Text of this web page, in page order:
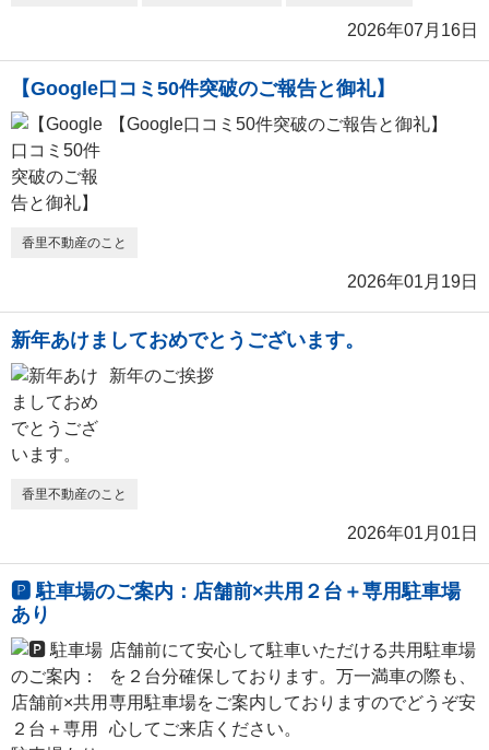
2026年07月16日
【Google口コミ50件突破のご報告と御礼】
【Google口コミ50件突破のご報告と御礼】
香里不動産のこと
2026年01月19日
新年あけましておめでとうございます。
新年のご挨拶
香里不動産のこと
2026年01月01日
🅿️ 駐車場のご案内：店舗前×共用２台＋専用駐車場
あり
店舗前にて安心して駐車いただける共用駐車場
を２台分確保しております。万一満車の際も、
専用駐車場をご案内しておりますのでどうぞ安
心してご来店ください。